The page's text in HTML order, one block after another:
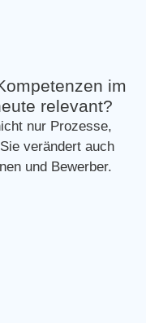
im
relevant?
nur Prozesse,
verändert auch
und Bewerber.